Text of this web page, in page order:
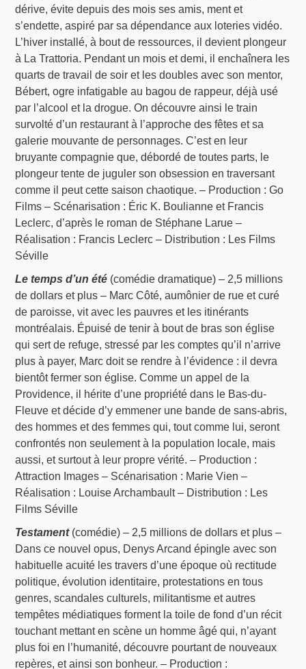
dérive, évite depuis des mois ses amis, ment et
s’endette, aspiré par sa dépendance aux loteries vidéo.
L’hiver installé, à bout de ressources, il devient plongeur
à La Trattoria. Pendant un mois et demi, il enchaînera les
quarts de travail de soir et les doubles avec son mentor,
Bébert, ogre infatigable au bagou de rappeur, déjà usé
par l’alcool et la drogue. On découvre ainsi le train
survolté d’un restaurant à l’approche des fêtes et sa
galerie mouvante de personnages. C’est en leur
bruyante compagnie que, débordé de toutes parts, le
plongeur tente de juguler son obsession en traversant
comme il peut cette saison chaotique. – Production : Go
Films – Scénarisation : Éric K. Boulianne et Francis
Leclerc, d’après le roman de Stéphane Larue –
Réalisation : Francis Leclerc – Distribution : Les Films
Séville
Le temps d’un été (comédie dramatique) – 2,5 millions
de dollars et plus – Marc Côté, aumônier de rue et curé
de paroisse, vit avec les pauvres et les itinérants
montréalais. Épuisé de tenir à bout de bras son église
qui sert de refuge, stressé par les comptes qu’il n’arrive
plus à payer, Marc doit se rendre à l’évidence : il devra
bientôt fermer son église. Comme un appel de la
Providence, il hérite d’une propriété dans le Bas-du-
Fleuve et décide d’y emmener une bande de sans-abris,
des hommes et des femmes qui, tout comme lui, seront
confrontés non seulement à la population locale, mais
aussi, et surtout à leur propre vérité. – Production :
Attraction Images – Scénarisation : Marie Vien –
Réalisation : Louise Archambault – Distribution : Les
Films Séville
Testament(comédie) – 2,5 millions de dollars et plus –
Dans ce nouvel opus, Denys Arcand épingle avec son
habituelle acuité les travers d’une époque où rectitude
politique, évolution identitaire, protestations en tous
genres, scandales culturels, militantisme et autres
tempêtes médiatiques forment la toile de fond d’un récit
touchant mettant en scène un homme âgé qui, n’ayant
plus foi en l’humanité, découvre pourtant de nouveaux
repères, et ainsi son bonheur. – Production :